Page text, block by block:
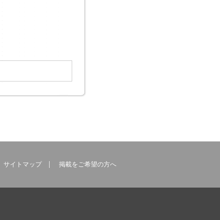
サイトマップ 掲載をご希望の方へ